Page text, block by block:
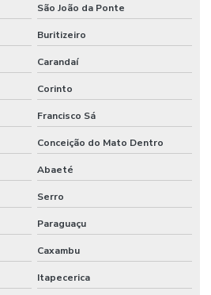
São João da Ponte
Buritizeiro
Carandaí
Corinto
Francisco Sá
Conceição do Mato Dentro
Abaeté
Serro
Paraguaçu
Caxambu
Itapecerica